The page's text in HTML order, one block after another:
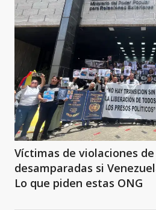
Víctimas de violaciones de
desamparadas si
Lo que piden estas ONG